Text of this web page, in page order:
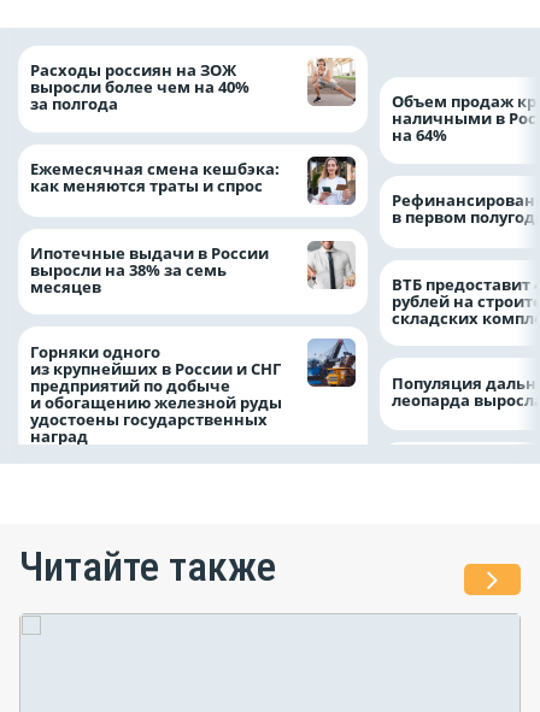
Расходы россиян на ЗОЖ
выросли более чем на 40%
за полгода
Ежемесячная смена кешбэка:
как меняются траты и спрос
Ипотечные выдачи в России
выросли на 38% за семь
месяцев
Горняки одного
из крупнейших в России и СНГ
предприятий по добыче
и обогащению железной руды
удостоены государственных
наград
Объем продаж
наличными в
на 64%
в первом
ВТБ предоставит
рублей на
складских
Популяция
леопарда
Читайте также